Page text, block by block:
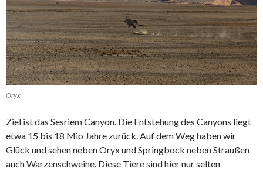
Oryx
Ziel ist das Sesriem Canyon. Die Entstehung des Canyons liegt
etwa 15 bis 18 Mio Jahre zurück. Auf dem Weg haben wir
Glück und sehen neben Oryx und Springbock neben Straußen
auch Warzenschweine. Diese Tiere sind hier nur selten